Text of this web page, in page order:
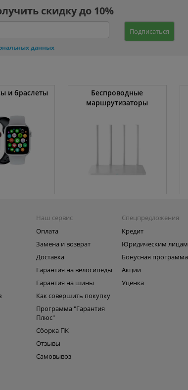
скидку до 10%
Подписаться
данных
и браслеты
Беспроводные
маршрутизаторы
Наш сервис
Оплата
Замена и возврат
Доставка
Гарантия на велосипеды
Гарантия на шины
Как совершить покупку
Программа "Гарантия
Плюс"
Сборка ПК
Отзывы
Самовывоз
Спецпредложения
Кредит
Юридическим лицам
Бонусная программа
Акции
Уценка